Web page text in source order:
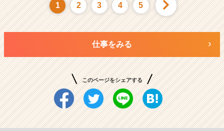
1 2 3 4 5
仕事をみる
このページをシェアする